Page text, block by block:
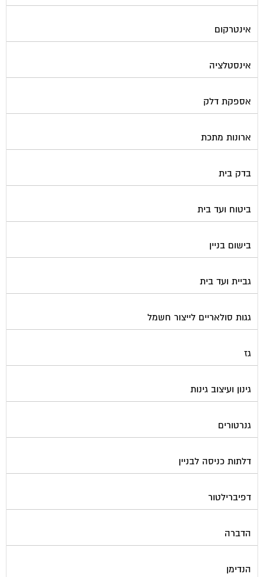
אינטרקום
אינסטלציה
אספקת דלק
ארונות מתכת
בדק בית
ביטוח ועד בית
בישום בניין
גביית ועד בית
גגות סולאריים לייצור חשמל
גז
גינון ועיצוב גינות
גנרטורים
דלתות כניסה לבניין
דפיברילטור
הדברה
הנדימן